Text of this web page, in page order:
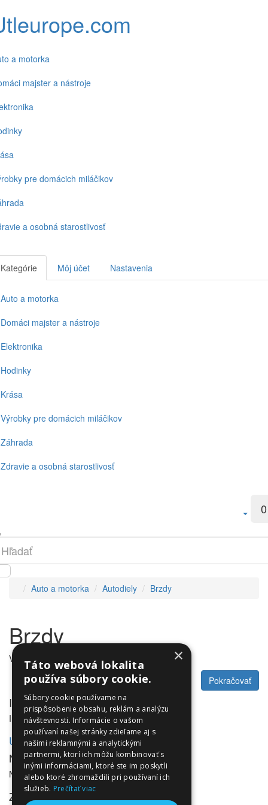
a motorka
majster a nástroje
pre domácich miláčikov
a osobná starostlivosť
Kategórie Môj účet Nastavenia
Auto a motorka
Domáci majster a nástroje
Elektronika
Hodinky
Krása
Výrobky pre domácich miláčikov
Záhrada
Zdravie a osobná starostlivosť
0
Auto a motorka Autodiely Brzdy
Brzdy
V tejto kategórii nie sú žiadne produkty.
Pokračovať
Informácie
Informácie
Utleurope.com
NewsLetter
NewsLetter
Zákaznícky servis
×
Táto webová lokalita
používa súbory cookie.
Súbory cookie používame na
prispôsobenie obsahu, reklám a analýzu
návštevnosti. Informácie o vašom
používaní našej stránky zdieľame aj s
našimi reklamnými a analytickými
partnermi, ktorí ich môžu kombinovať s
inými informáciami, ktoré ste im poskytli
alebo ktoré zhromaždili pri používaní ich
služieb. Prečítať viac